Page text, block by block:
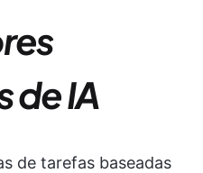
de IA
de tarefas baseadas